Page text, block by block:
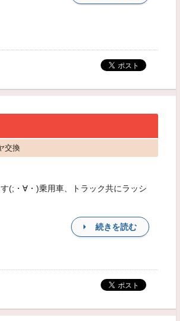
交換
(;・∀・)乗用車、トラック共にラッシ
続きを読む